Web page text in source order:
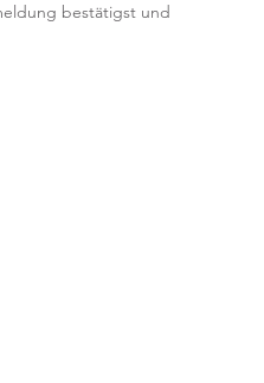
bestätigst und